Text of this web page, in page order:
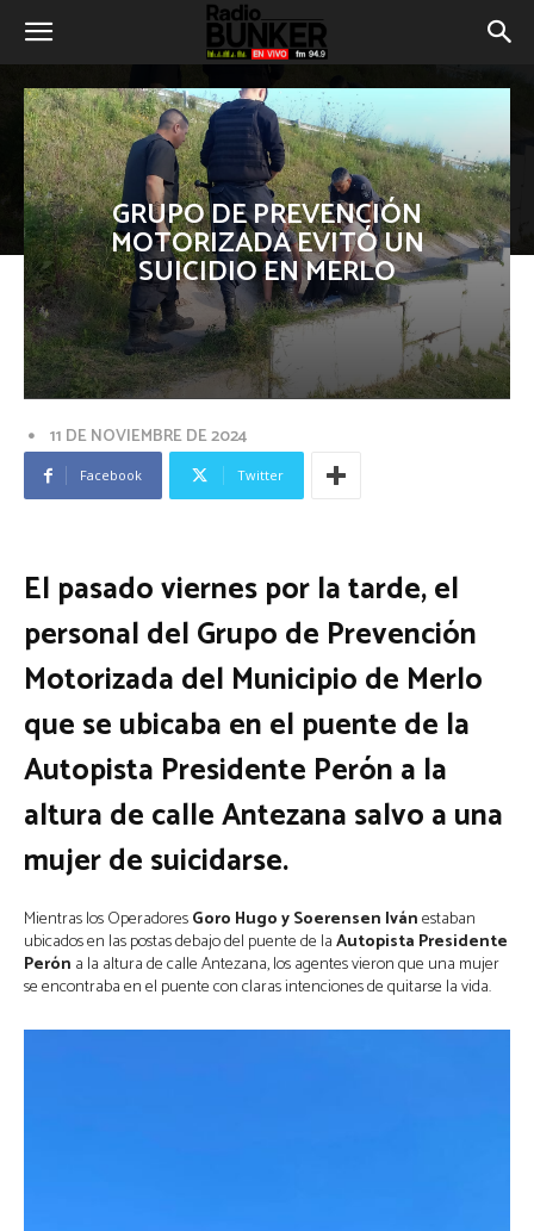
GRUPO DE PREVENCIÓN
MOTORIZADA EVITÓ UN
SUICIDIO EN MERLO
11 DE NOVIEMBRE DE 2024
Facebook Twitter
El pasado viernes por la tarde, el
personal del Grupo de Prevención
Motorizada del Municipio de Merlo
que se ubicaba en el puente de la
Autopista Presidente Perón a la
altura de calle Antezana salvo a una
mujer de suicidarse.
Mientras los OperadoresGoro Hugo y Soerensen Ivánestaban
ubicados en las postas debajo del puente de laAutopista Presidente
Perón a la altura de calle Antezana, los agentes vieron que una mujer
se encontraba en el puente con claras intenciones de quitarse la vida.